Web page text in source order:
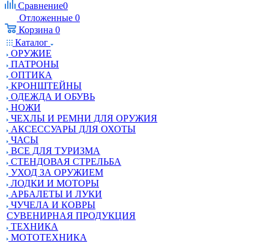
Сравнение0
Отложенные 0
Корзина 0
Каталог
ОРУЖИЕ
ПАТРОНЫ
ОПТИКА
КРОНШТЕЙНЫ
ОДЕЖДА И ОБУВЬ
НОЖИ
ЧЕХЛЫ И РЕМНИ ДЛЯ ОРУЖИЯ
АКСЕССУАРЫ ДЛЯ ОХОТЫ
ЧАСЫ
ВСЕ ДЛЯ ТУРИЗМА
СТЕНДОВАЯ СТРЕЛЬБА
УХОД ЗА ОРУЖИЕМ
ЛОДКИ И МОТОРЫ
АРБАЛЕТЫ И ЛУКИ
ЧУЧЕЛА И КОВРЫ
СУВЕНИРНАЯ ПРОДУКЦИЯ
ТЕХНИКА
МОТОТЕХНИКА